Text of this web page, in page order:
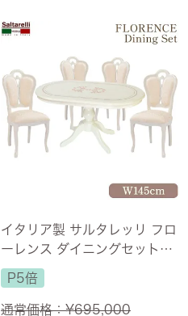
イタリア製 サルタレッリ フロ
ーレンス ダイニングセット5P
4人掛け パールホワイト 幅14
5cm 【送料無料/設置サービ
ス付】
P5倍
通常価格：¥695,000